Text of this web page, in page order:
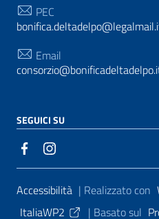
PEC
Email
SEGUICI SU
Sezione Link Utili
Accessibilità | Realizzato con
ItaliaWP2
| Basato sul